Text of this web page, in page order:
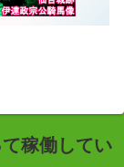
稼働してい